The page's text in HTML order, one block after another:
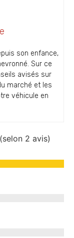
son enfance,
Sur ce
avisés sur
marché et les
véhicule en
2 avis)